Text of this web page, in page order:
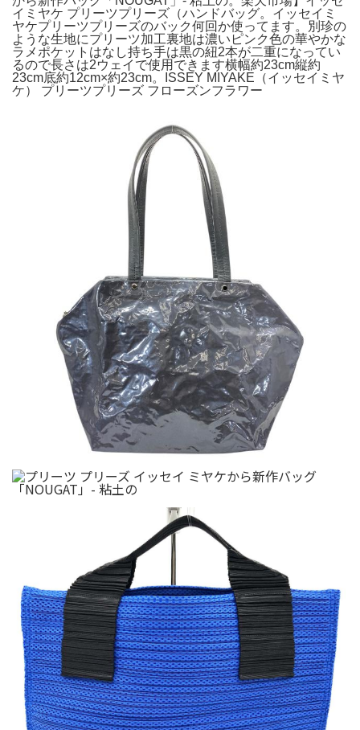
イミヤケ プリーツプリーズ（ハンドバッグ。イッセイミ
ヤケプリーツプリーズのバック何回か使ってます。別珍の
ような生地にプリーツ加工裏地は濃いピンク色の華やかな
ラメポケットはなし持ち手は黒の紐2本が二重になってい
るので長さは2ウェイで使用できます横幅約23cm縦約
23cm底約12cm×約23cm。ISSEY MIYAKE（イッセイミヤ
ケ） プリーツプリーズ フローズンフラワー